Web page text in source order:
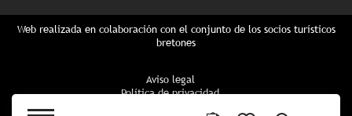
Web realizada en colaboración con el conjunto de los socios turísticos
bretones
Aviso legal
Política de privacidad